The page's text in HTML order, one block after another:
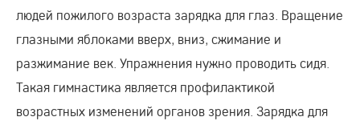
людей пожилого возраста зарядка для глаз. Вращение
глазными яблоками вверх, вниз, сжимание и
разжимание век. Упражнения нужно проводить сидя.
Такая гимнастика является профилактикой
возрастных изменений органов зрения. Зарядка для